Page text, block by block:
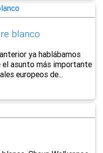
blanco
ya hablábamos
el asunto más importante
europeos de...